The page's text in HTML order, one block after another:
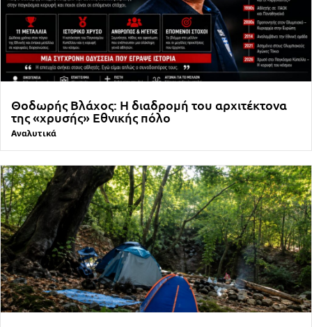
Θοδωρής Βλάχος: Η διαδρομή του αρχιτέκτονα
της «χρυσής» Εθνικής πόλο
Αναλυτικά